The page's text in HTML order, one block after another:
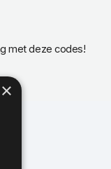
met deze codes!
×